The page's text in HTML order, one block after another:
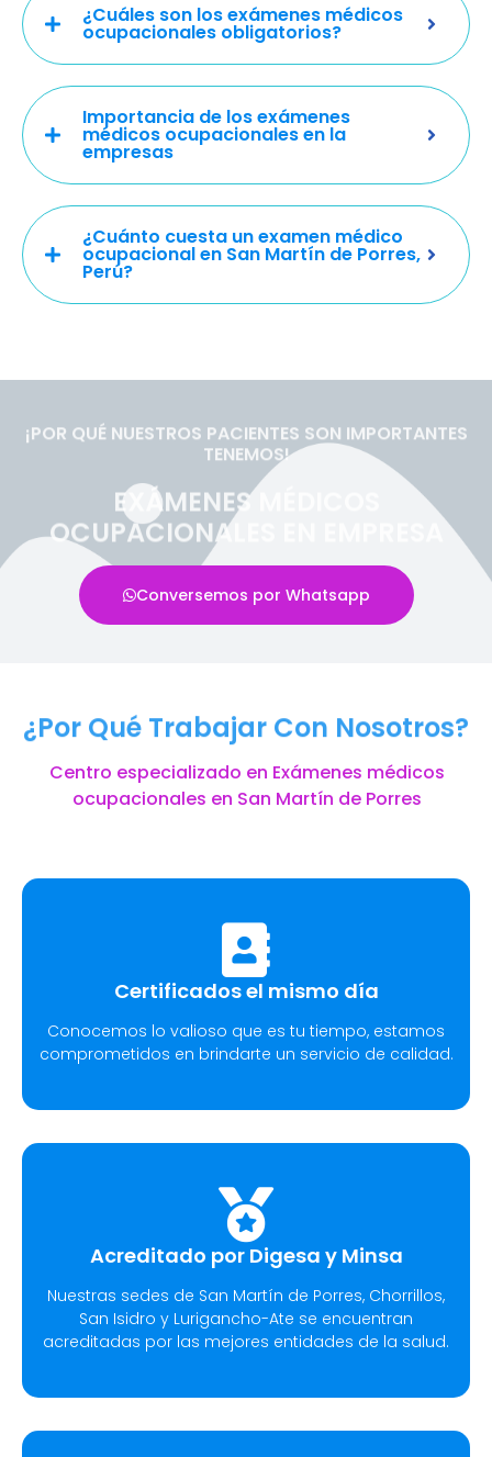
¿Cuáles son los exámenes médicos
ocupacionales obligatorios?
Importancia de los exámenes
médicos ocupacionales en la
empresas
¿Cuánto cuesta un examen médico
ocupacional en San Martín de Porres,
Perú?
¡POR QUÉ NUESTROS PACIENTES SON IMPORTANTES
TENEMOS!
EXÁMENES MÉDICOS
OCUPACIONALES EN EMPRESA
Conversemos por Whatsapp
¿Por Qué Trabajar Con Nosotros?
Centro especializado en Exámenes médicos
ocupacionales en San Martín de Porres
Certificados el mismo día
Conocemos lo valioso que es tu tiempo, estamos
comprometidos en brindarte un servicio de calidad.
Acreditado por Digesa y Minsa
Nuestras sedes de San Martín de Porres, Chorrillos,
San Isidro y Lurigancho-Ate se encuentran
acreditadas por las mejores entidades de la salud.